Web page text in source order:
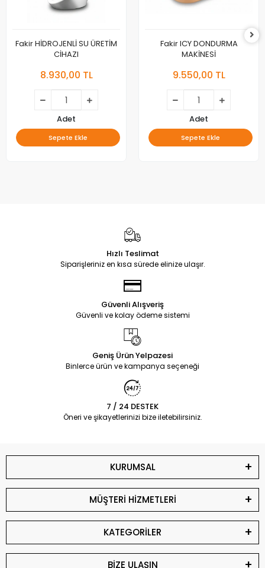
Fakir HİDROJENLİ SU ÜRETİM
CİHAZI
8.930,00 TL
Adet
Sepete Ekle
Fakir ICY DONDURMA
MAKİNESİ
9.550,00 TL
Adet
Sepete Ekle
Hızlı Teslimat
Siparişleriniz en kısa sürede elinize ulaşır.
Güvenli Alışveriş
Güvenli ve kolay ödeme sistemi
Geniş Ürün Yelpazesi
Binlerce ürün ve kampanya seçeneği
7 / 24 DESTEK
Öneri ve şikayetlerinizi bize iletebilirsiniz.
KURUMSAL
MÜŞTERİ HİZMETLERİ
KATEGORİLER
BİZE ULAŞIN